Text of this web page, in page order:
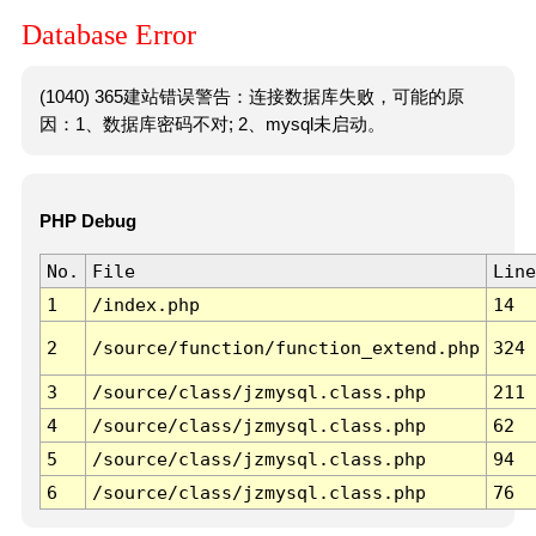
Database Error
(1040) 365建站错误警告：连接数据库失败，可能的原
因：1、数据库密码不对; 2、mysql未启动。
PHP Debug
No. File
Line
1
/index.php 14
2 /source/function/function_extend.php 324
3 /source/class/jzmysql.class.php
211
4
/source/class/jzmysql.class.php
62
5
/source/class/jzmysql.class.php
94
6
/source/class/jzmysql.class.php 76